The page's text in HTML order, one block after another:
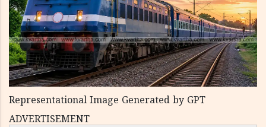
Representational Image Generated by GPT
ADVERTISEMENT